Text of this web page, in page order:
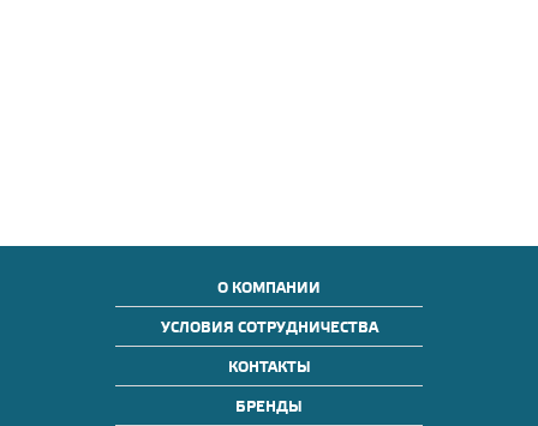
О КОМПАНИИ
УСЛОВИЯ СОТРУДНИЧЕСТВА
КОНТАКТЫ
БРЕНДЫ